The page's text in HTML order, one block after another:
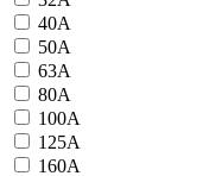
40А
50А
63А
80А
100А
125А
160А